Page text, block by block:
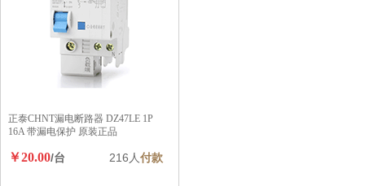
正泰CHNT漏电断路器 DZ47LE 1P
16A 带漏电保护 原装正品
￥20.00/台 216人付款